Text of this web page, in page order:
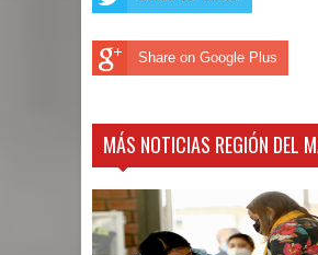
Share on Google Plus
MÁS NOTICIAS REGIÓN DEL